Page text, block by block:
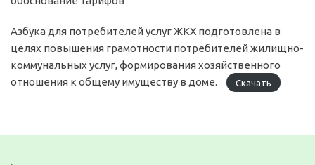
Азбука для потребителей услуг ЖКХ подготовлена в
целях повышения грамотности потребителей жилищно-
коммунальных услуг, формирования хозяйственного
отношения к общему имуществу в доме.
Скачать